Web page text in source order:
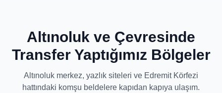
Altınoluk ve Çevresinde
Transfer Yaptığımız Bölgeler
Altınoluk merkez, yazlık siteleri ve Edremit Körfezi
hattındaki komşu beldelere kapıdan kapıya ulaşım.